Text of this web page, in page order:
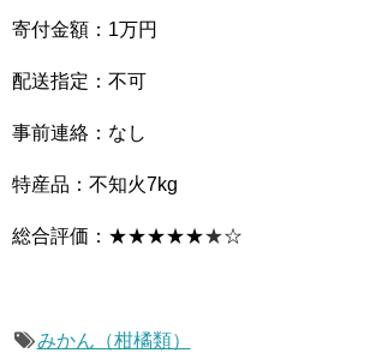
寄付金額：1万円
配送指定：不可
事前連絡：なし
特産品：不知火7kg
総合評価：★★★★★★☆
みかん（柑橘類）